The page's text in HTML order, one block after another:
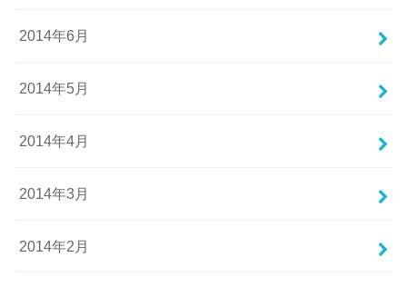
2014年6月
2014年5月
2014年4月
2014年3月
2014年2月